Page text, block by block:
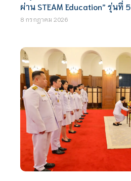
ผ่าน STEAM Education” รุ่นที่ 5
8 กรกฎาคม 2026